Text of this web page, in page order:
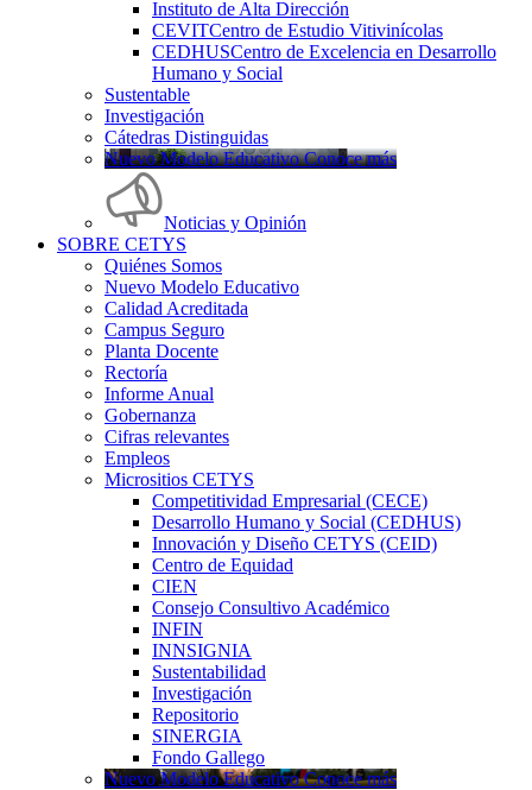
Instituto de Alta Dirección
CEVITCentro de Estudio Vitivinícolas
CEDHUSCentro de Excelencia en Desarrollo
Humano y Social
Sustentable
Investigación
Cátedras Distinguidas
Nuevo Modelo Educativo Conoce más
Noticias y Opinión
SOBRE CETYS
Quiénes Somos
Nuevo Modelo Educativo
Calidad Acreditada
Campus Seguro
Planta Docente
Rectoría
Informe Anual
Gobernanza
Cifras relevantes
Empleos
Micrositios CETYS
Competitividad Empresarial (CECE)
Desarrollo Humano y Social (CEDHUS)
Innovación y Diseño CETYS (CEID)
Centro de Equidad
CIEN
Consejo Consultivo Académico
INFIN
INNSIGNIA
Sustentabilidad
Investigación
Repositorio
SINERGIA
Fondo Gallego
Nuevo Modelo Educativo Conoce más